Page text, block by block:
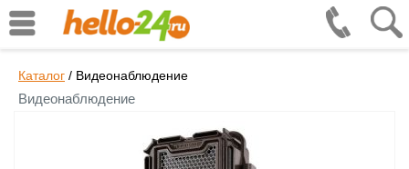
Каталог / Видеонаблюдение
Видеонаблюдение